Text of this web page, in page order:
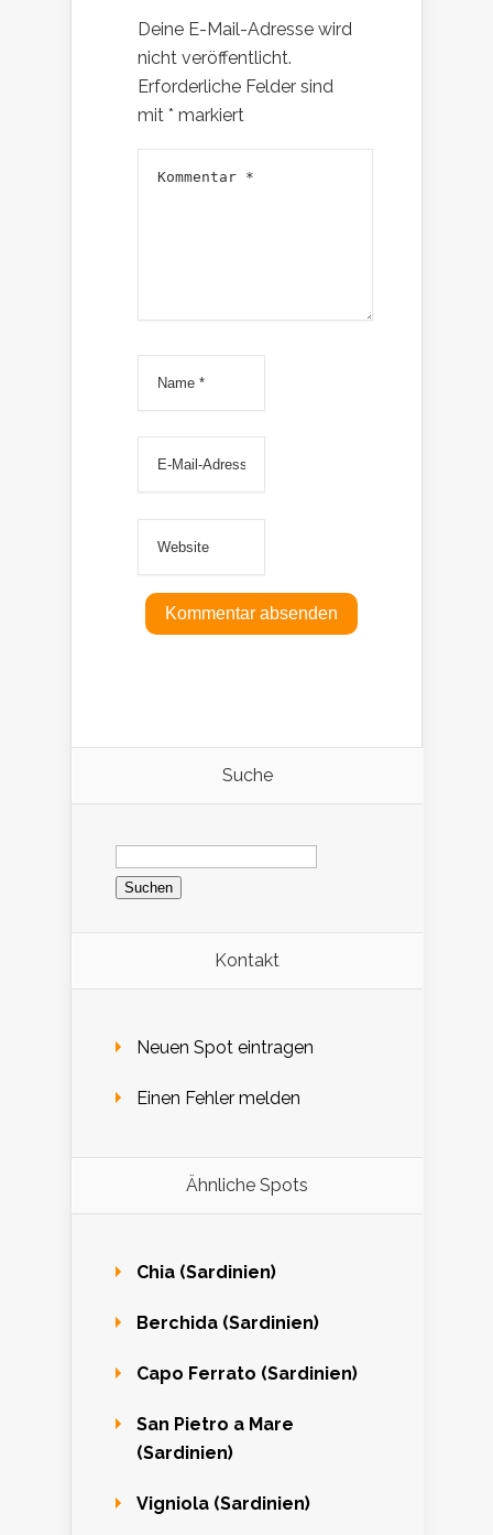
Deine E-Mail-Adresse wird
nicht veröffentlicht.
Erforderliche Felder sind
mit * markiert
Suche
Suchen
nach:
Kontakt
Neuen Spot eintragen
Einen Fehler melden
Ähnliche Spots
Chia (Sardinien)
Berchida (Sardinien)
Capo Ferrato (Sardinien)
San Pietro a Mare
(Sardinien)
Vigniola (Sardinien)